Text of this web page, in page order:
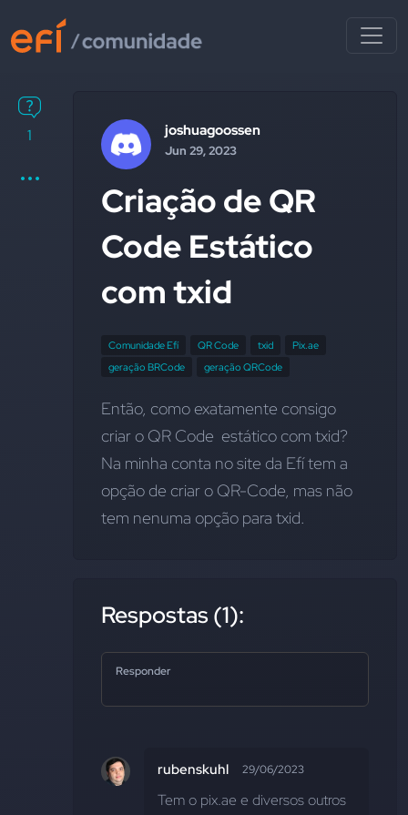
1 joshuagoossen
Jun 29, 2023
Criação de QR
Code Estático
com txid
Comunidade Efí QR Code txid
Pix.ae
geração BRCode
geração QRCode
Então, como exatamente consigo
criar o QR Code  estático com txid?
Na minha conta no site da Efí tem a
opção de criar o QR-Code, mas não
tem nenuma opção para txid.
Respostas (1):
Responder
rubenskuhl 29/06/2023
Tem o pix.ae e diversos outros